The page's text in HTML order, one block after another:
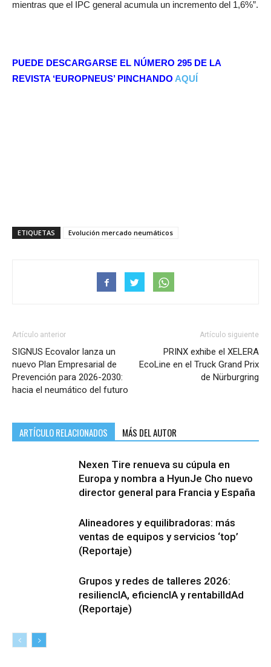
mientras que el IPC general acumula un incremento del 1,6%”.
PUEDE DESCARGARSE EL NÚMERO 295 DE LA
REVISTA ‘EUROPNEUS’ PINCHANDO AQUÍ
ETIQUETAS Evolución mercado neumáticos
Artículo anterior
SIGNUS Ecovalor lanza un
nuevo Plan Empresarial de
Prevención para 2026-2030:
hacia el neumático del futuro
Artículo siguiente
PRINX exhibe el XELERA
EcoLine en el Truck Grand Prix
de Nürburgring
ARTÍCULO RELACIONADOS MÁS DEL AUTOR
Nexen Tire renueva su cúpula en
Europa y nombra a HyunJe Cho nuevo
director general para Francia y España
Alineadores y equilibradoras: más
ventas de equipos y servicios ‘top’
(Reportaje)
Grupos y redes de talleres 2026:
resiliencIA, eficiencIA y rentabilIdAd
(Reportaje)